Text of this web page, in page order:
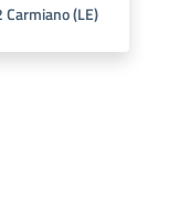
Carmiano (LE)